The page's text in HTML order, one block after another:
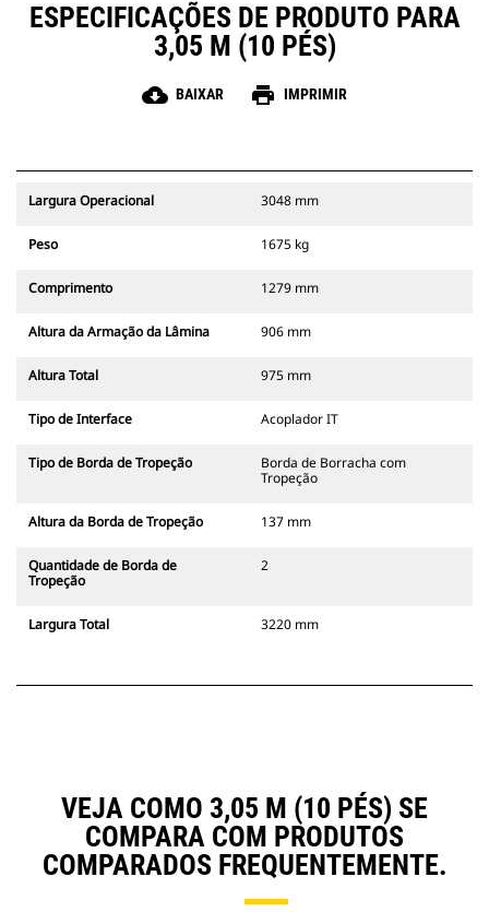
ESPECIFICAÇÕES DE PRODUTO PARA
3,05 M (10 PÉS)
cloud_download BAIXAR print IMPRIMIR
Largura Operacional 3048 mm
Peso 1675 kg
Comprimento 1279 mm
Altura da Armação da Lâmina 906 mm
Altura Total 975 mm
Tipo de Interface Acoplador IT
Tipo de Borda de Tropeção
Borda de Borracha com
Tropeção
Altura da Borda de Tropeção 137 mm
Quantidade de Borda de
Tropeção
2
Largura Total 3220 mm
VEJA COMO 3,05 M (10 PÉS) SE
COMPARA COM PRODUTOS
COMPARADOS FREQUENTEMENTE.